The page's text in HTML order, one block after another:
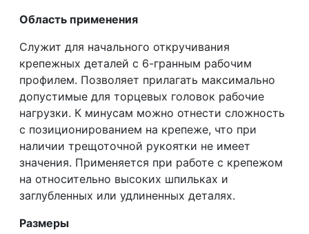
Область применения
Служит для начального откручивания
крепежных деталей с 6-гранным рабочим
профилем. Позволяет прилагать максимально
допустимые для торцевых головок рабочие
нагрузки. К минусам можно отнести сложность
с позиционированием на крепеже, что при
наличии трещоточной рукоятки не имеет
значения. Применяется при работе с крепежом
на относительно высоких шпильках и
заглубленных или удлиненных деталях.
Размеры